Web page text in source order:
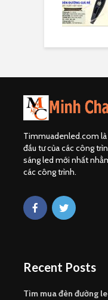
Timmuadenled.com là
đầu tư của các công
sáng led mới nhất
các công trình.
Recent Posts
Tìm mua đèn đường